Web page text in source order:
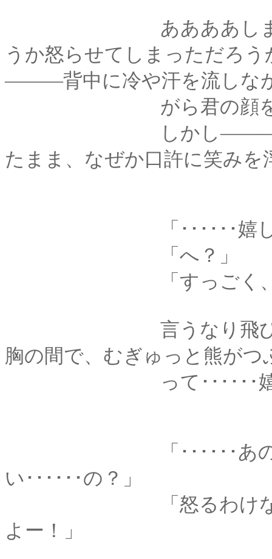
ああああしまった気
うか怒らせてしまっただろ
―――背中に冷や汗を流しな
がら君の顔を窺
しかし―――予想に反
たまま、なぜか口許に笑みを
「･･････嬉し
「へ？」
「すっごく、嬉
言うなり飛びつかれ
胸の間で、むぎゅっと熊がつ
って･･････嬉
「･･････あの、嬉し
い･･････の？」
「怒るわけないじゃ
よー！」